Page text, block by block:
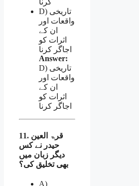
کرنا
D) تاریخی
واقعات اور
ان کے
اثرات کو
اجاگر کرنا
Answer:
D) تاریخی
واقعات اور
ان کے
اثرات کو
اجاگر کرنا
11. قرۃ العین
حیدر نے کس
دیگر زبان میں
بھی تخلیق کی؟
A)